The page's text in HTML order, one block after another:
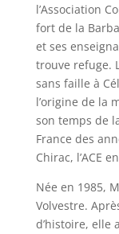
l’Association
fort de la
et ses
trouve refuge.
sans faille à
l’origine de la
son temps de
France des
Chirac, l’ACE
Née en 1985,
Volvestre.
d’histoire, elle